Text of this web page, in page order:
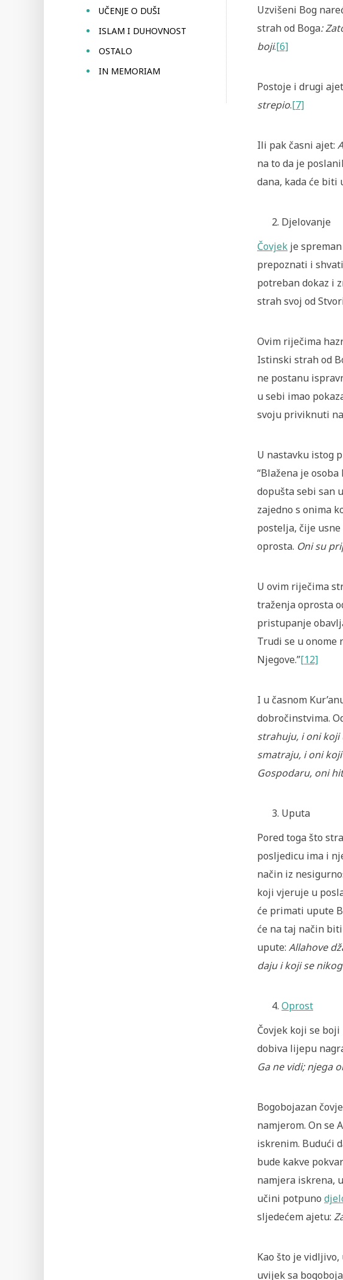
UČENJE O DUŠI
ISLAM I DUHOVNOST
OSTALO
IN MEMORIAM
Uzvišeni Bog
strah od Boga:
boji.[6]
Postoje i drugi
strepio.[7]
Ili pak časni ajet:
na to da je
dana, kada će biti
Djelovanje
Čovjek je
prepoznati i
potreban dokaz i
strah svoj od
Ovim riječima
Istinski strah od
ne postanu
u sebi imao
svoju priviknuti
U nastavku istog
“Blažena je
dopušta sebi san
zajedno s onima
postelja, čije
oprosta. Oni su
U ovim riječima
traženja oprosta
pristupanje
Trudi se u onome
Njegove.”[12]
I u časnom
dobročinstvima.
strahuju, i oni koji
smatraju, i oni
Gospodaru, oni
Uputa
Pored toga što
posljedicu ima i
način iz
koji vjeruje u
će primati upute
će na taj način
upute: Allahove
daju i koji se
Oprost
Čovjek koji se
dobiva lijepu
Ga ne vidi; njega
Bogobojazan
namjerom. On se
iskrenim. Budući
bude kakve
namjera iskrena,
učini potpuno
sljedećem ajetu:
Kao što je
uvijek sa